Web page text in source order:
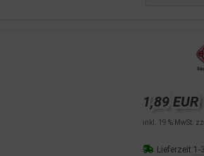
1,89 EUR
inkl. 19 % MwSt.
Lieferzeit:1-